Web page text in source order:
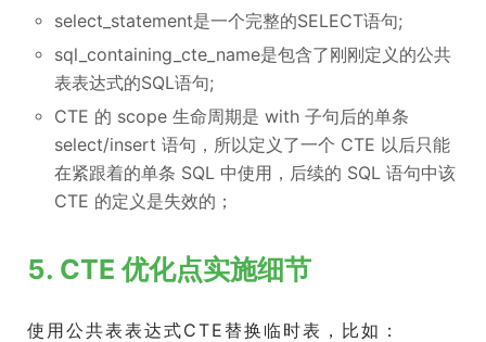
select_statement是一个完整的SELECT语句;
sql_containing_cte_name是包含了刚刚定义的公共
表表达式的SQL语句;
CTE 的 scope 生命周期是 with 子句后的单条
select/insert 语句，所以定义了一个 CTE 以后只能
在紧跟着的单条 SQL 中使用，后续的 SQL 语句中该
CTE 的定义是失效的；
5. CTE 优化点实施细节
使用公共表表达式CTE替换临时表，比如：